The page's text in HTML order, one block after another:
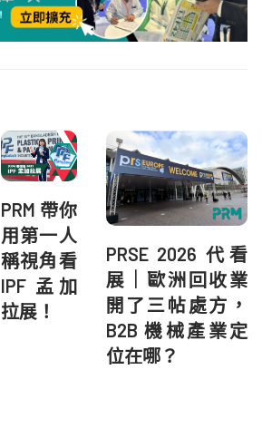
PRM 帶你
用第一人
稱視角看
IPF 孟加
拉展！
PRSE 2026 代看
展｜歐洲回收業
開了三帖處方，
B2B 機械產業定
位在哪？